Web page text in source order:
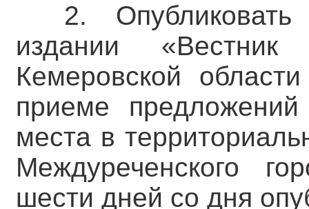
2.
издании «Вестник
Кемеровской
приеме
места в
Междуреченского
шести дней со дня